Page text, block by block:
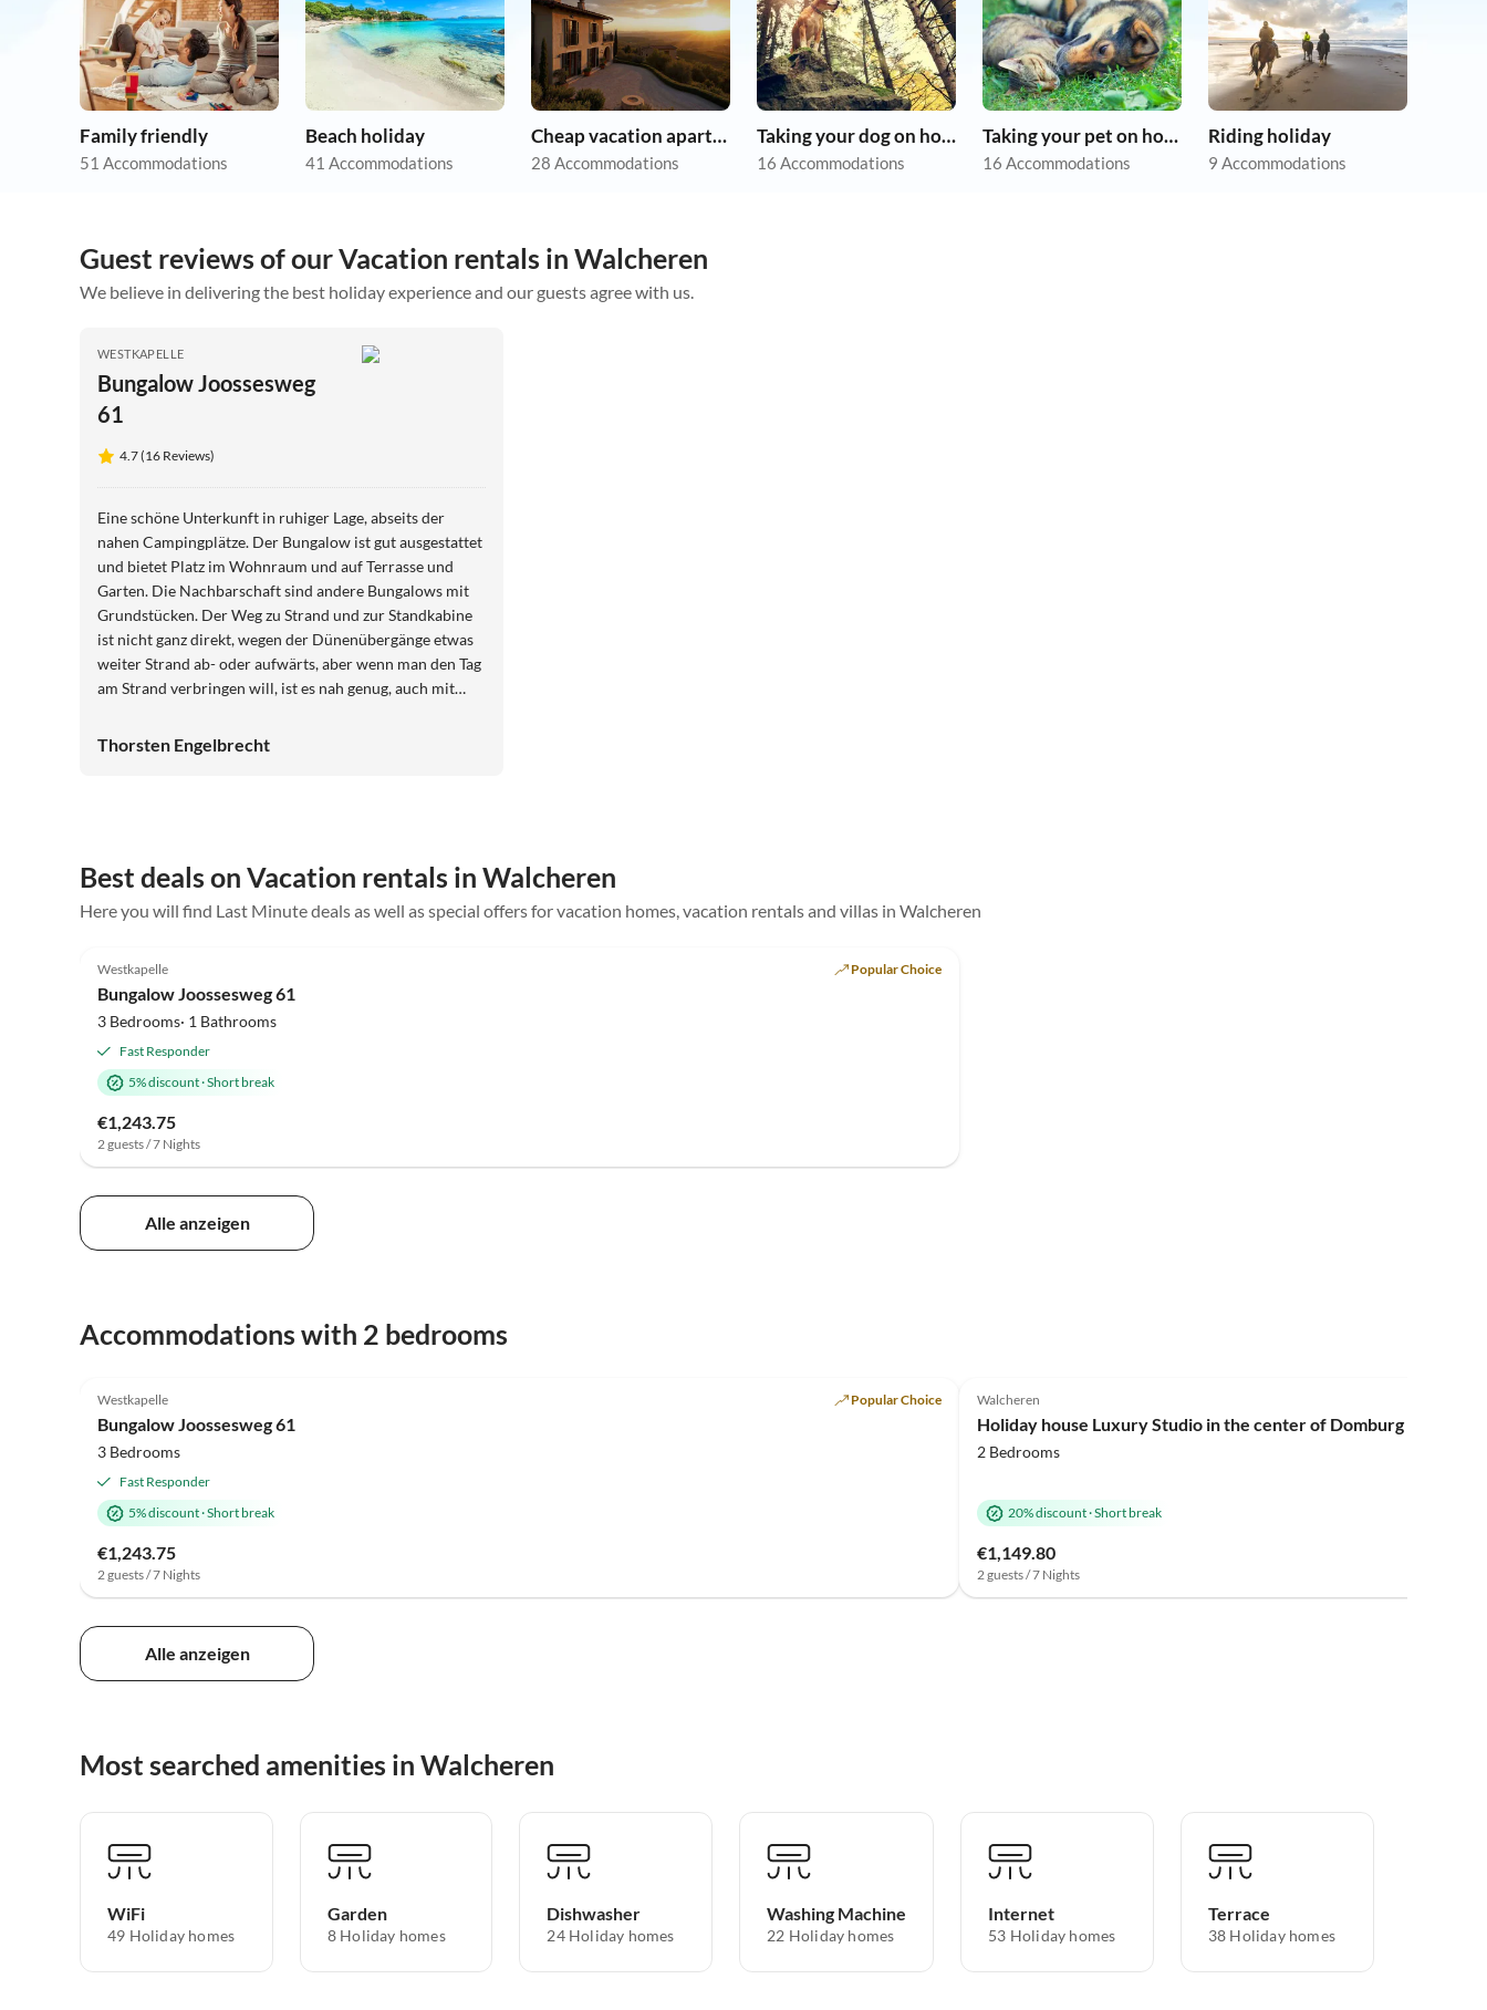
Family friendly
51 Accommodations
Beach holiday
41 Accommodations
Cheap vacation apartments
28 Accommodations
Taking your dog on holiday
16 Accommodations
Taking your pet on holiday
16 Accommodations
Riding holiday
9 Accommodations
Guest reviews of our Vacation rentals in Walcheren
We believe in delivering the best holiday experience and our guests agree with us.
WESTKAPELLE
Bungalow Joossesweg
61
4.7 (16 Reviews)
Eine schöne Unterkunft in ruhiger Lage, abseits der
nahen Campingplätze. Der Bungalow ist gut ausgestattet
und bietet Platz im Wohnraum und auf Terrasse und
Garten. Die Nachbarschaft sind andere Bungalows mit
Grundstücken. Der Weg zu Strand und zur Standkabine
ist nicht ganz direkt, wegen der Dünenübergänge etwas
weiter Strand ab- oder aufwärts, aber wenn man den Tag
am Strand verbringen will, ist es nah genug, auch mit
zugängliche Toiletten (und es gibt auch Trinkwasser an
den Duschen). Uns hat es an nichts gefehlt und wir
Thorsten Engelbrecht
Best deals on Vacation rentals in Walcheren
Here you will find Last Minute deals as well as special offers for vacation homes, vacation rentals and villas in Walcheren
Westkapelle Popular Choice
Bungalow Joossesweg 61
3 Bedrooms· 1 Bathrooms
Fast Responder
5% discount·Short break
€1,243.75
2 guests / 7 Nights
Alle anzeigen
Accommodations with 2 bedrooms
Westkapelle Popular Choice
Bungalow Joossesweg 61
3 Bedrooms
Fast Responder
5% discount·Short break
€1,243.75
2 guests / 7 Nights
Walcheren
Holiday house Luxury Studio in the center of Domburg DO07
2 Bedrooms
20% discount·Short break
€1,149.80
2 guests / 7 Nights
Alle anzeigen
Most searched amenities in Walcheren
WiFi
49 Holiday homes
Garden
8 Holiday homes
Dishwasher
24 Holiday homes
Washing Machine
22 Holiday homes
Internet
53 Holiday homes
Terrace
38 Holiday homes